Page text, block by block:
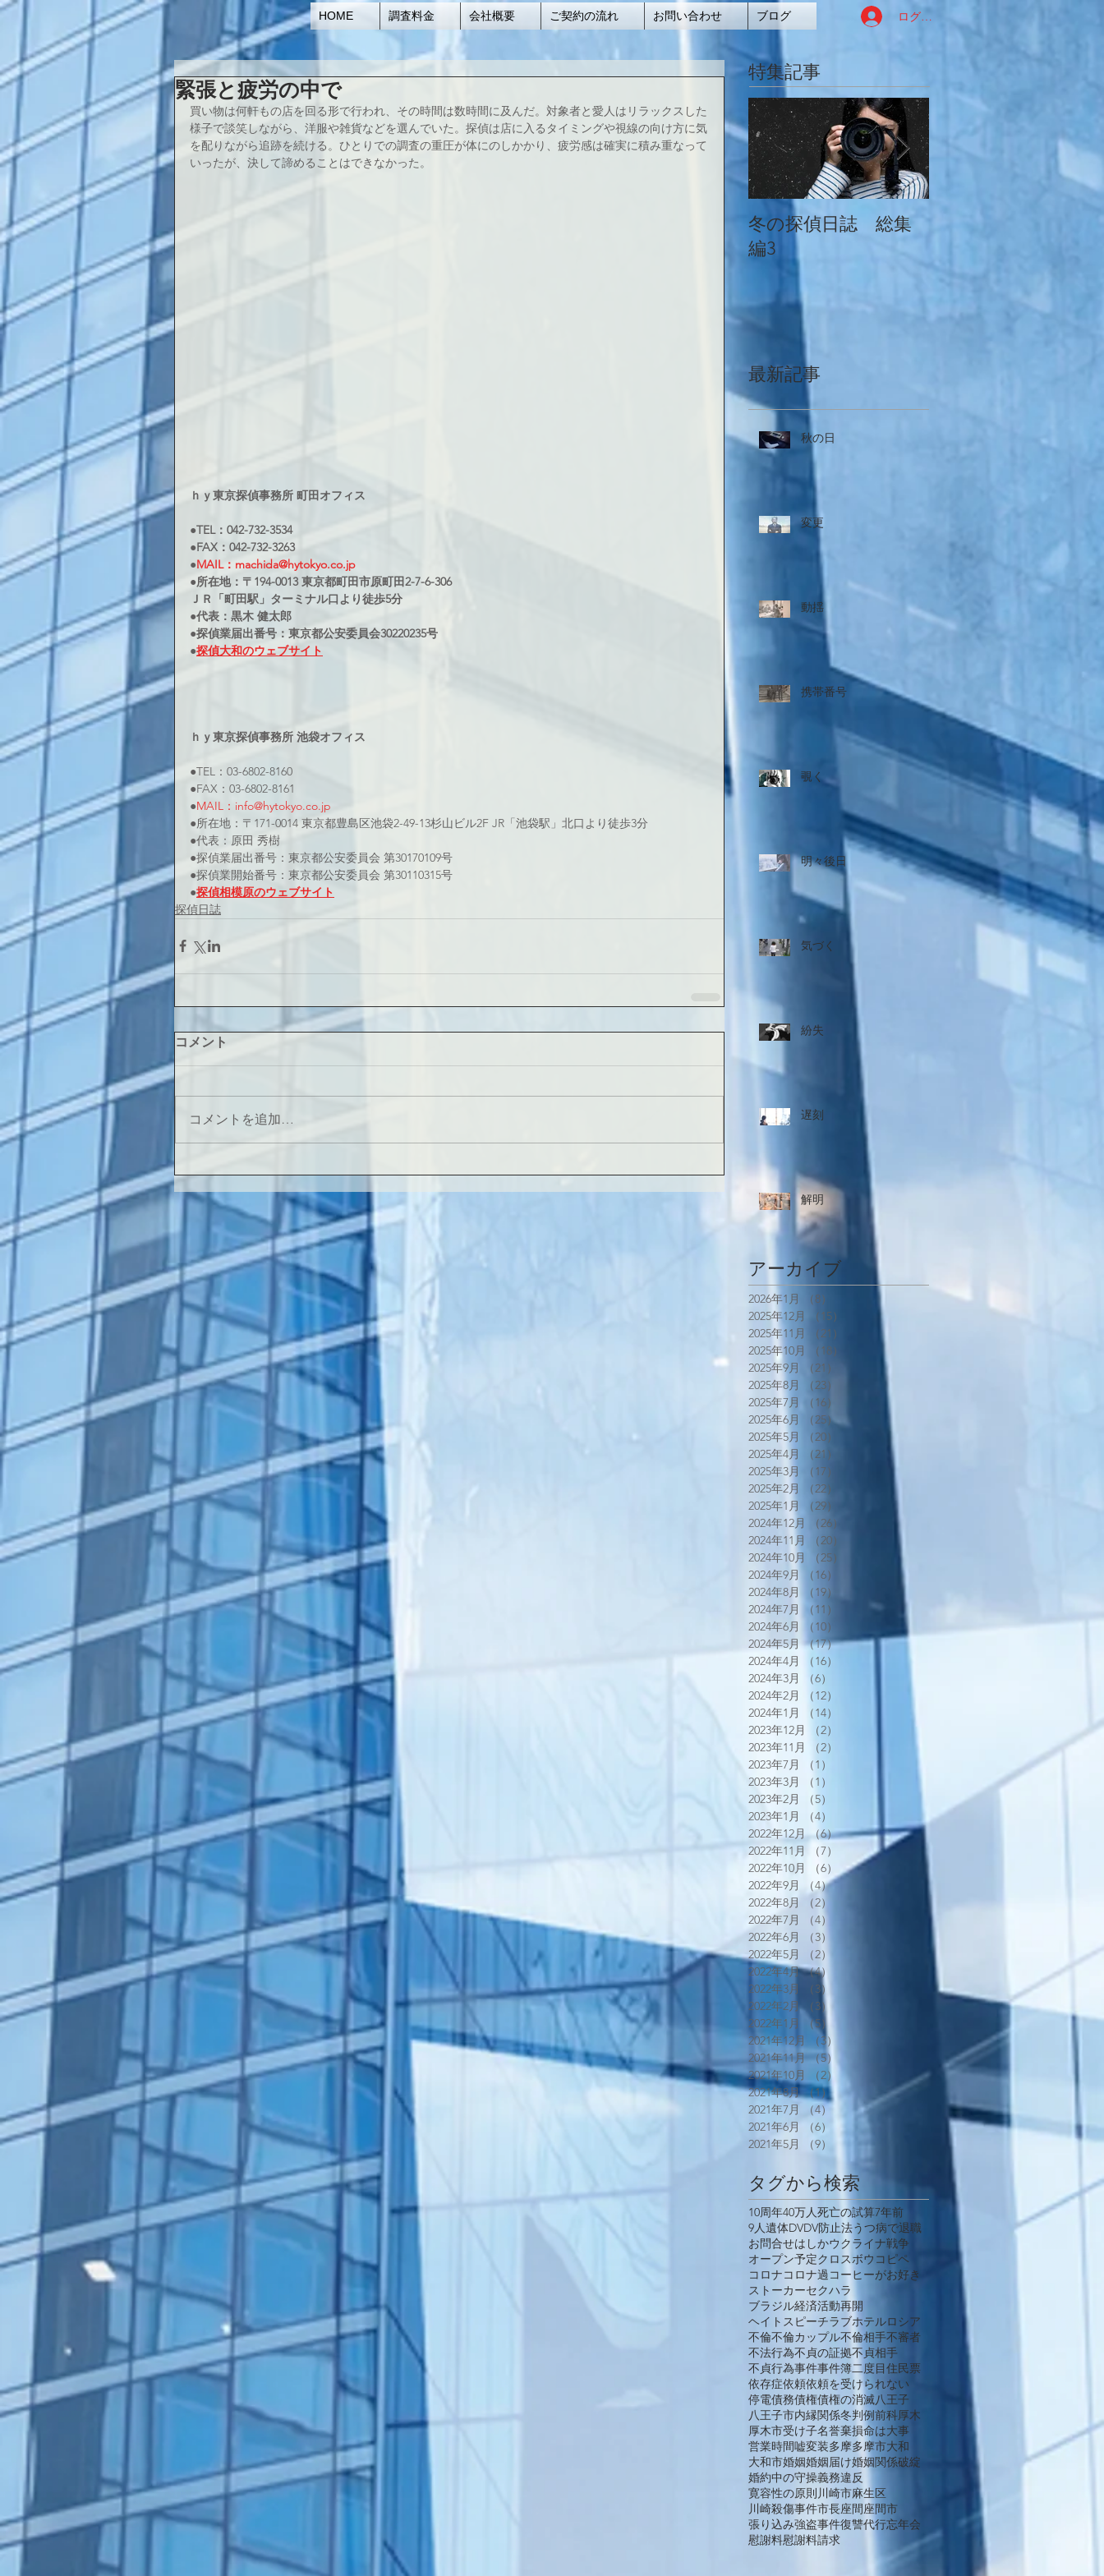
HOME 調査料金 会社概要 ご契約の流れ お問い合わせ ブログ ログイン
緊張と疲労の中で
買い物は何軒もの店を回る形で行われ、その時間は数時間に及んだ。対象者と愛人はリラックスした
様子で談笑しながら、洋服や雑貨などを選んでいた。探偵は店に入るタイミングや視線の向け方に気
を配りながら追跡を続ける。ひとりでの調査の重圧が体にのしかかり、疲労感は確実に積み重なって
いったが、決して諦めることはできなかった。
ｈｙ東京探偵事務所 町田オフィス
●TEL：042-732-3534
●FAX：042-732-3263
●MAIL：machida@hytokyo.co.jp
●所在地：〒194-0013 東京都町田市原町田2-7-6-306
ＪＲ「町田駅」ターミナル口より徒歩5分
●代表：黒木 健太郎
●探偵業届出番号：東京都公安委員会30220235号
●探偵大和のウェブサイト
ｈｙ東京探偵事務所 池袋オフィス
●TEL：03-6802-8160
●FAX：03-6802-8161
●MAIL：info@hytokyo.co.jp
●所在地：〒171-0014 東京都豊島区池袋2-49-13杉山ビル2F JR「池袋駅」北口より徒歩3分
●代表：原田 秀樹
●探偵業届出番号：東京都公安委員会 第30170109号
●探偵業開始番号：東京都公安委員会 第30110315号
●探偵相模原のウェブサイト
探偵日誌
コメント
コメントを追加…
特集記事
冬の探偵日誌 総集
編3
冬の探偵日誌 総集
最新記事
秋の日
変更
動揺
携帯番号
覗く
明々後日
気づく
紛失
遅刻
解明
アーカイブ
2026年1月 （8）
8件の記事
2025年12月
（15）
15件の記事
2025年11月
（21）
21件の記事
2025年10月
（18）
2025年9月
（21）
21件の記事
2025年8月
（23）
2025年7月
（16）
16件の記事
2025年6月
（25）
2025年5月
（20）
2025年4月
（21）
21件の記事
2025年3月
（17）
2025年2月
（22）
2025年1月
（29）
2024年12月
（26）
26件の記事
2024年11月
（20）
20件の記事
2024年10月
（25）
25件の記事
2024年9月
（16）
2024年8月
（19）
2024年7月
（11）
11件の記事
2024年6月
（10）
2024年5月 （17）17件の記事
2024年4月
（16）
2024年3月
（6）
2024年2月
（12）
2024年1月
（14）
2023年12月
（2）
2023年11月
（2）
2023年7月
（1）
2023年3月
（1）
2023年2月
（5）
2023年1月
（4）
2022年12月 （6）6件の記事
2022年11月
（7）
7件の記事
2022年10月
（6）
6件の記事
2022年9月
（4）4件の記事
2022年8月
（2）
2022年7月
（4）
2022年6月
（3）
2022年5月
（2）
2022年4月 （4）
2022年3月
（3）
2022年2月 （3）
2022年1月
（5）
2021年12月
（3）
2021年11月
（5）
2021年10月
（2）
2021年8月 （1）1件の記事
2021年7月
（4）
4件の記事
2021年6月
（6）
2021年5月
（9）
タグから検索
10周年40万人死亡の試算7年前
9人遺体DVDV防止法うつ病で退職
お問合せはしかウクライナ戦争
オープン予定クロスボウ コピペ
コロナコロナ過コーヒーがお好き
ストーカーセクハラ
ブラジル経済活動再開
ヘイトスピーチラブホテルロシア
不倫不倫カップル不倫相手不審者
不法行為不貞の証拠不貞相手
不貞行為事件事件簿二度目住民票
依存症依頼依頼を受けられない
停電債務債権債権の消滅八王子
八王子市内縁関係冬判例前科厚木
厚木市受け子名誉棄損命は大事
営業時間嘘変装多摩多摩市大和
大和市婚姻婚姻届け婚姻関係破綻
婚約中の守操義務違反
寛容性の原則川崎市麻生区
川崎殺傷事件市長座間座間市
張り込み強盗事件復讐代行忘年会
慰謝料慰謝料請求